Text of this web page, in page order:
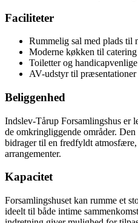
Faciliteter
Rummelig sal med plads til
Moderne køkken til catering
Toiletter og
AV-udstyr til præsentationer
Beliggenhed
Indslev-Tårup Forsamlingshus er
de omkringliggende områder.
bidrager til en fredfyldt
arrangementer.
Kapacitet
Forsamlingshuset kan rumme et
ideelt til både intime